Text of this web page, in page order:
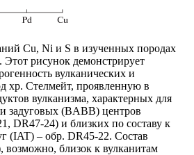
Cu, Ni и S в изученных породах
. Этот рисунок демонстрирует
вулканических и
хр. Стелмейт, проявленную в
вулканизма, характерных для
задуговых (BABB) центров
DR47-24) и близких по составу к
(IAT) – обр. DR45-22. Состав
возможно, близок к вулканитам